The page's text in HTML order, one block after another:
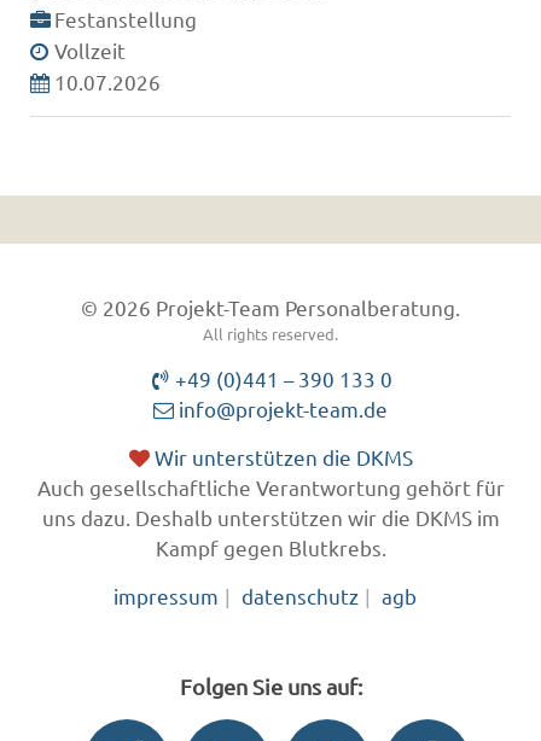
Festanstellung
Vollzeit
10.07.2026
© 2026 Projekt-Team Personalberatung.
All rights reserved.
+49 (0)441 – 390 133 0
info@projekt-team.de
Wir unterstützen die DKMS
Auch gesellschaftliche Verantwortung gehört für
uns dazu. Deshalb unterstützen wir die DKMS im
Kampf gegen Blutkrebs.
impressum
datenschutz agb
Folgen Sie uns auf: